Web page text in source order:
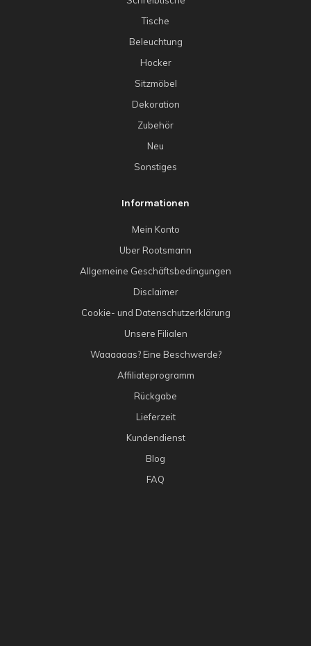
Tische
Beleuchtung
Hocker
Sitzmöbel
Dekoration
Zubehör
Neu
Sonstiges
Informationen
Mein Konto
Uber Rootsmann
Allgemeine Geschäftsbedingungen
Disclaimer
Cookie- und Datenschutzerklärung
Unsere Filialen
Waaaaaas? Eine Beschwerde?
Affiliateprogramm
Rückgabe
Lieferzeit
Kundendienst
Blog
FAQ